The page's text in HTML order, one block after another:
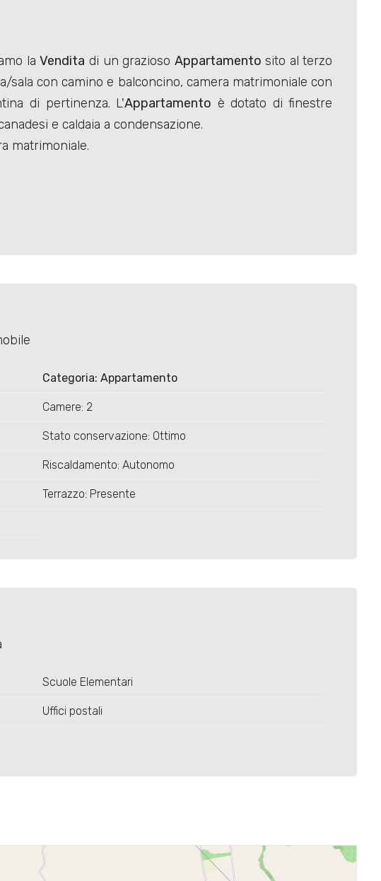
laVendita di un grazioso Appartamento sito al terzo
con camino e balconcino, camera matrimoniale con
di pertinenza. L'Appartamento è dotato di finestre
e caldaia a condensazione.
matrimoniale.
Categoria: Appartamento
Camere: 2
Stato conservazione: Ottimo
Riscaldamento: Autonomo
Terrazzo: Presente
Scuole Elementari
Uffici postali